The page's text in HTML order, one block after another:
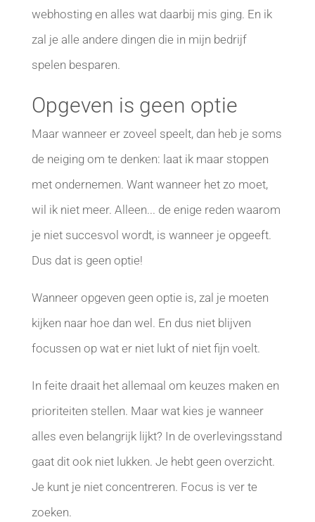
webhosting en alles wat daarbij mis ging. En ik
zal je alle andere dingen die in mijn bedrijf
spelen besparen.
Opgeven is geen optie
Maar wanneer er zoveel speelt, dan heb je soms
de neiging om te denken: laat ik maar stoppen
met ondernemen. Want wanneer het zo moet,
wil ik niet meer. Alleen... de enige reden waarom
je niet succesvol wordt, is wanneer je opgeeft.
Dus dat is geen optie!
Wanneer opgeven geen optie is, zal je moeten
kijken naar hoe dan wel. En dus niet blijven
focussen op wat er niet lukt of niet fijn voelt.
In feite draait het allemaal om keuzes maken en
prioriteiten stellen. Maar wat kies je wanneer
alles even belangrijk lijkt? In de overlevingsstand
gaat dit ook niet lukken. Je hebt geen overzicht.
Je kunt je niet concentreren. Focus is ver te
zoeken.